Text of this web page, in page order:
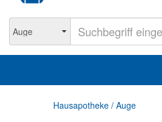
Hausapotheke / Auge